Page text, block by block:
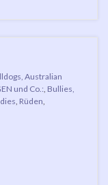
Australian
und Co.: Bullies,
Rüden